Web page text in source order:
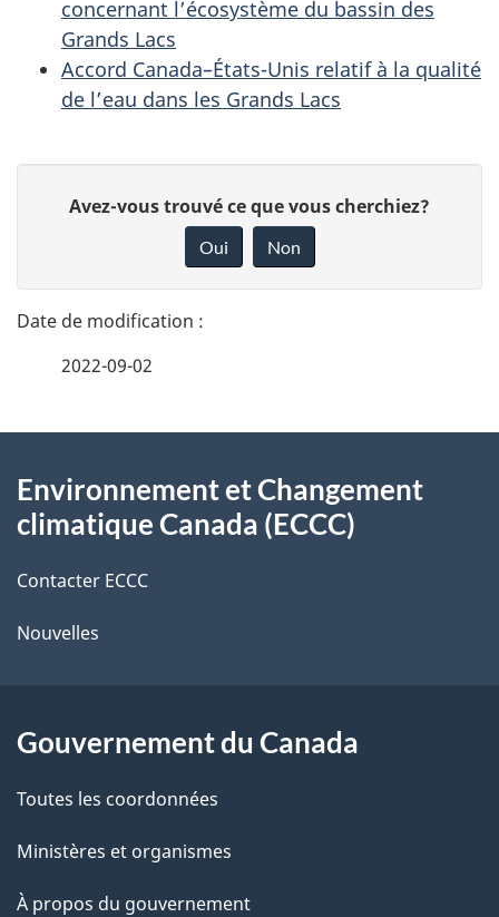
concernant l’écosystème du bassin des
Grands Lacs
Accord Canada–États-Unis relatif à la qualité
de l’eau dans les Grands Lacs
t
a
l
s
d
e
l
a
g
e
n
o
t
r
r
t
a
c
i
o
Avez-vous trouvé ce que vous cherchiez?
Oui Non
2022-09-02
propos
de
ce
site
Environnement et Changement
climatique Canada (ECCC)
Contacter ECCC
Nouvelles
Gouvernement du Canada
Toutes les coordonnées
Ministères et organismes
À propos du gouvernement